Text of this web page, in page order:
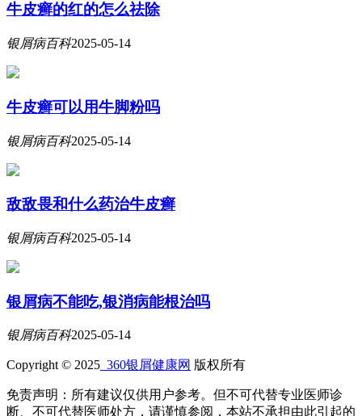
牛皮癣的红的怎么祛除
银屑病百科2025-05-14
牛皮癣可以用牛脚粉吗
银屑病百科2025-05-14
敌敌畏和什么药治牛皮癣
银屑病百科2025-05-14
银屑病不能吃,银消病能根治吗
银屑病百科2025-05-14
Copyright © 2025 360银屑健康网 版权所有
免责声明：所有建议仅供用户参考。但不可代替专业医师诊
断、不可代替医师处方，请谨慎参阅，本站不承担由此引起的